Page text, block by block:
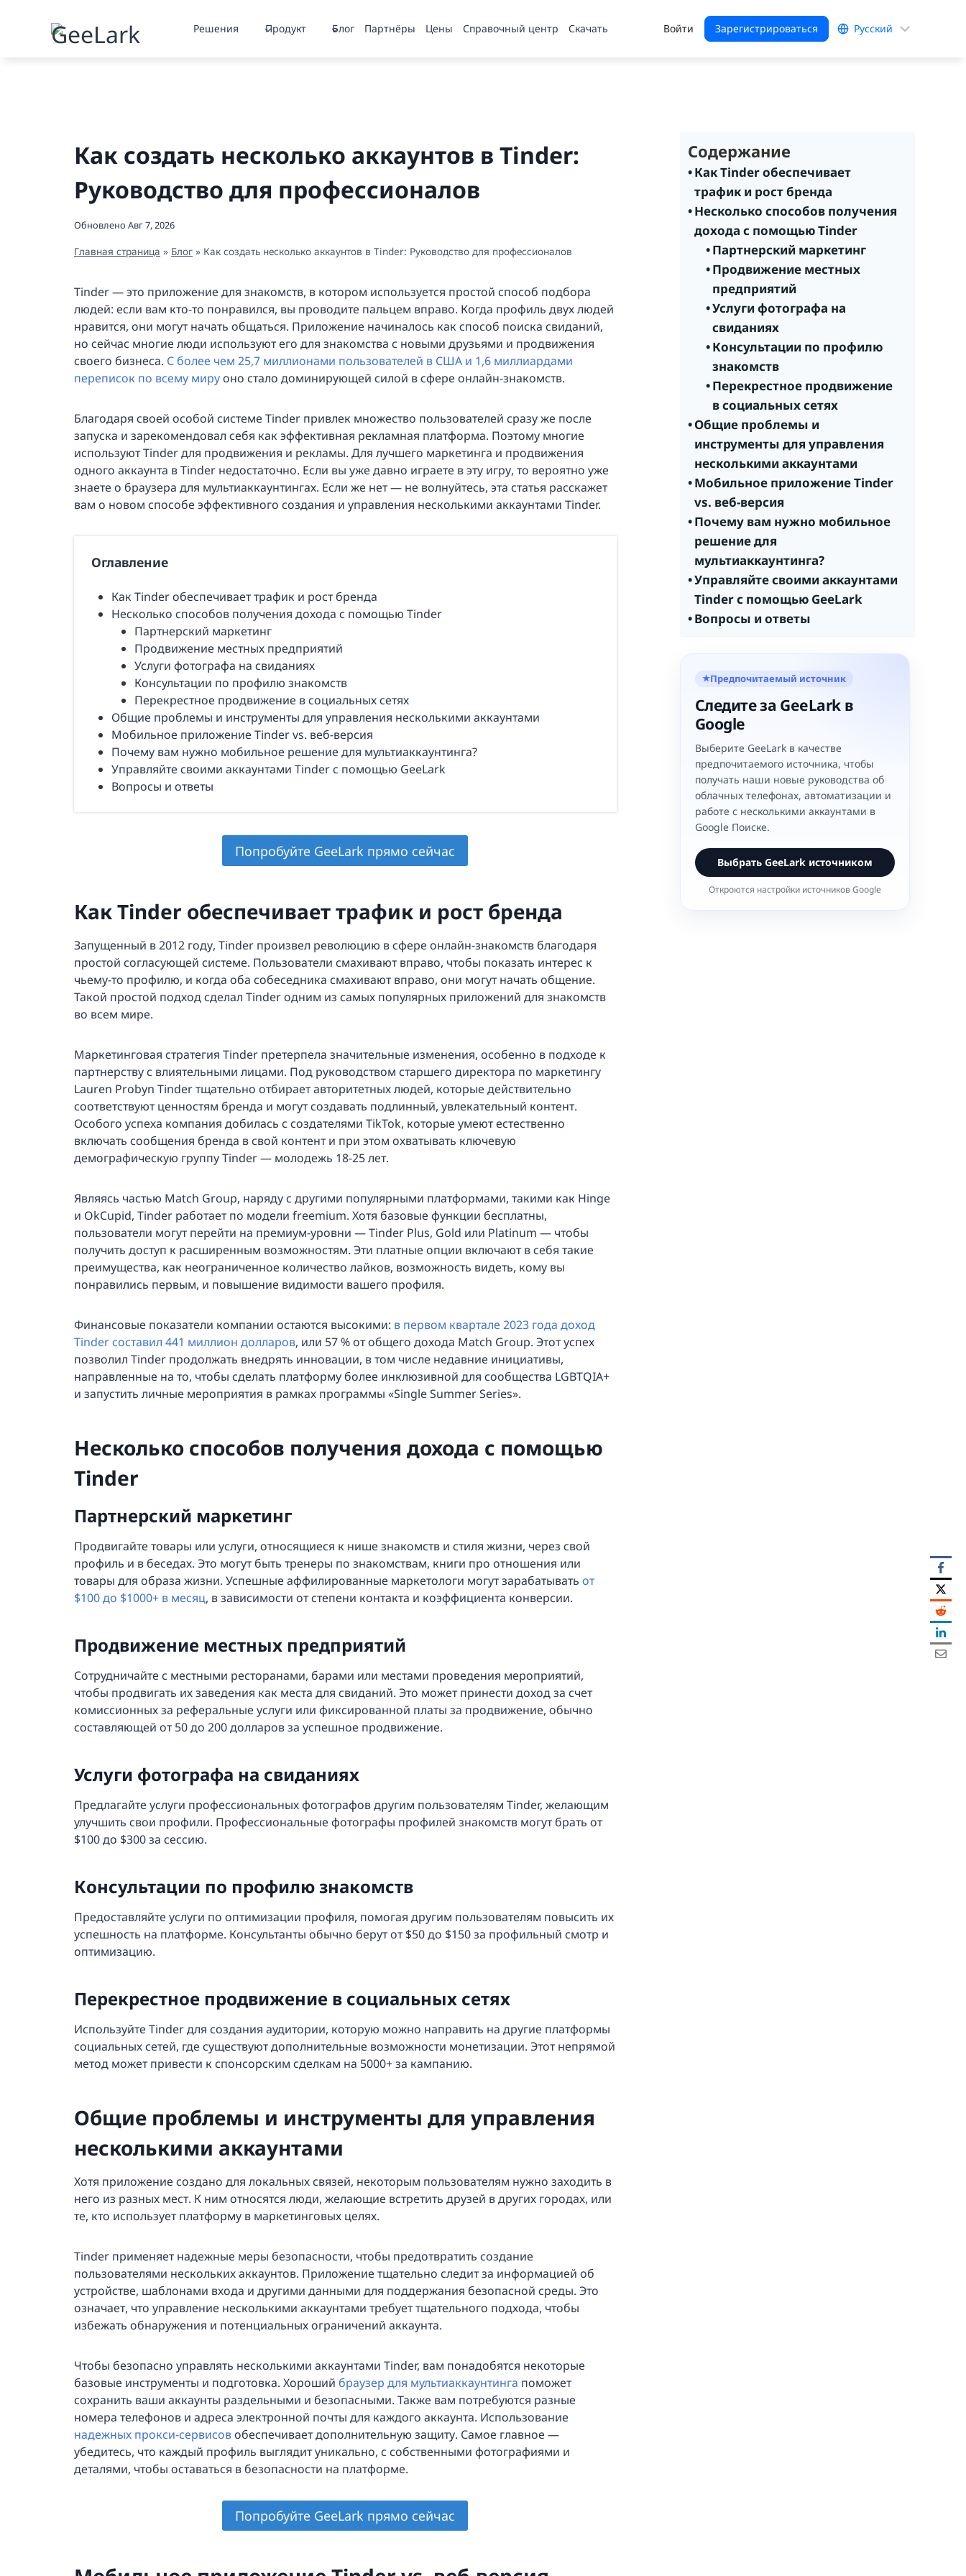
содержимому
Решения Продукт Блог Партнёры Цены Справочный центр Скачать Войти Зарегистрироваться Выбрать
язык
Как создать несколько аккаунтов в Tinder:
Руководство для профессионалов
Обновлено Авг 7, 2026
Главная страница » Блог » Как создать несколько аккаунтов в Tinder: Руководство для профессионалов
Tinder — это приложение для знакомств, в котором используется простой способ подбора
людей: если вам кто-то понравился, вы проводите пальцем вправо. Когда профиль двух людей
нравится, они могут начать общаться. Приложение начиналось как способ поиска свиданий,
но сейчас многие люди используют его для знакомства с новыми друзьями и продвижения
своего бизнеса. С более чем 25,7 миллионами пользователей в США и 1,6 миллиардами
переписок по всему мируоно стало доминирующей силой в сфере онлайн-знакомств.
Благодаря своей особой системе Tinder привлек множество пользователей сразу же после
запуска и зарекомендовал себя как эффективная рекламная платформа. Поэтому многие
используют Tinder для продвижения и рекламы. Для лучшего маркетинга и продвижения
одного аккаунта в Tinder недостаточно. Если вы уже давно играете в эту игру, то вероятно уже
знаете о браузера для мультиаккаунтингах. Если же нет — не волнуйтесь, эта статья расскажет
вам о новом способе эффективного создания и управления несколькими аккаунтами Tinder.
Оглавление
Как Tinder обеспечивает трафик и рост бренда
Несколько способов получения дохода с помощью Tinder
Партнерский маркетинг
Продвижение местных предприятий
Услуги фотографа на свиданиях
Консультации по профилю знакомств
Перекрестное продвижение в социальных сетях
Общие проблемы и инструменты для управления несколькими аккаунтами
Мобильное приложение Tinder vs. веб-версия
Почему вам нужно мобильное решение для мультиаккаунтинга?
Управляйте своими аккаунтами Tinder с помощью GeeLark
Вопросы и ответы
Попробуйте GeeLark прямо сейчас
Как Tinder обеспечивает трафик и рост бренда
Запущенный в 2012 году, Tinder произвел революцию в сфере онлайн-знакомств благодаря
простой согласующей системе. Пользователи смахивают вправо, чтобы показать интерес к
чьему-то профилю, и когда оба собеседника смахивают вправо, они могут начать общение.
Такой простой подход сделал Tinder одним из самых популярных приложений для знакомств
во всем мире.
Маркетинговая стратегия Tinder претерпела значительные изменения, особенно в подходе к
партнерству с влиятельными лицами. Под руководством старшего директора по маркетингу
Lauren Probyn Tinder тщательно отбирает авторитетных людей, которые действительно
соответствуют ценностям бренда и могут создавать подлинный, увлекательный контент.
Особого успеха компания добилась с создателями TikTok, которые умеют естественно
включать сообщения бренда в свой контент и при этом охватывать ключевую
демографическую группу Tinder — молодежь 18-25 лет.
Являясь частью Match Group, наряду с другими популярными платформами, такими как Hinge
и OkCupid, Tinder работает по модели freemium. Хотя базовые функции бесплатны,
пользователи могут перейти на премиум-уровни — Tinder Plus, Gold или Platinum — чтобы
получить доступ к расширенным возможностям. Эти платные опции включают в себя такие
преимущества, как неограниченное количество лайков, возможность видеть, кому вы
понравились первым, и повышение видимости вашего профиля.
Финансовые показатели компании остаются высокими: в первом квартале 2023 года доход
Tinder составил 441 миллион долларов, или 57 % от общего дохода Match Group. Этот успех
позволил Tinder продолжать внедрять инновации, в том числе недавние инициативы,
направленные на то, чтобы сделать платформу более инклюзивной для сообщества LGBTQIA+
и запустить личные мероприятия в рамках программы «Single Summer Series».
Несколько способов получения дохода с помощью
Tinder
Партнерский маркетинг
Продвигайте товары или услуги, относящиеся к нише знакомств и стиля жизни, через свой
профиль и в беседах. Это могут быть тренеры по знакомствам, книги про отношения или
товары для образа жизни. Успешные аффилированные маркетологи могут зарабатывать от
$100 до $1000+ в месяц, в зависимости от степени контакта и коэффициента конверсии.
Продвижение местных предприятий
Сотрудничайте с местными ресторанами, барами или местами проведения мероприятий,
чтобы продвигать их заведения как места для свиданий. Это может принести доход за счет
комиссионных за реферальные услуги или фиксированной платы за продвижение, обычно
составляющей от 50 до 200 долларов за успешное продвижение.
Услуги фотографа на свиданиях
Предлагайте услуги профессиональных фотографов другим пользователям Tinder, желающим
улучшить свои профили. Профессиональные фотографы профилей знакомств могут брать от
$100 до $300 за сессию.
Консультации по профилю знакомств
Предоставляйте услуги по оптимизации профиля, помогая другим пользователям повысить их
успешность на платформе. Консультанты обычно берут от $50 до $150 за профильный смотр и
оптимизацию.
Перекрестное продвижение в социальных сетях
Используйте Tinder для создания аудитории, которую можно направить на другие платформы
социальных сетей, где существуют дополнительные возможности монетизации. Этот непрямой
метод может привести к спонсорским сделкам на 5000+ за кампанию.
Общие проблемы и инструменты для управления
несколькими аккаунтами
Хотя приложение создано для локальных связей, некоторым пользователям нужно заходить в
него из разных мест. К ним относятся люди, желающие встретить друзей в других городах, или
те, кто использует платформу в маркетинговых целях.
Tinder применяет надежные меры безопасности, чтобы предотвратить создание
пользователями нескольких аккаунтов. Приложение тщательно следит за информацией об
устройстве, шаблонами входа и другими данными для поддержания безопасной среды. Это
означает, что управление несколькими аккаунтами требует тщательного подхода, чтобы
избежать обнаружения и потенциальных ограничений аккаунта.
Чтобы безопасно управлять несколькими аккаунтами Tinder, вам понадобятся некоторые
базовые инструменты и подготовка. Хороший браузер для мультиаккаунтинга поможет
сохранить ваши аккаунты раздельными и безопасными. Также вам потребуются разные
номера телефонов и адреса электронной почты для каждого аккаунта. Использование
надежных прокси-сервисовобеспечивает дополнительную защиту. Самое главное —
убедитесь, что каждый профиль выглядит уникально, с собственными фотографиями и
деталями, чтобы оставаться в безопасности на платформе.
Попробуйте GeeLark прямо сейчас
Содержание
Как Tinder обеспечивает
трафик и рост бренда
Несколько способов получения
дохода с помощью Tinder
Партнерский маркетинг
Продвижение местных
предприятий
Услуги фотографа на
свиданиях
Консультации по профилю
знакомств
Перекрестное продвижение
в социальных сетях
Общие проблемы и
инструменты для управления
несколькими аккаунтами
Мобильное приложение Tinder
vs. веб-версия
Почему вам нужно мобильное
решение для
мультиаккаунтинга?
Управляйте своими аккаунтами
Tinder с помощью GeeLark
Вопросы и ответы
★Предпочитаемый источник
Следите за GeeLark в
Google
Выберите GeeLark в качестве
предпочитаемого источника, чтобы
получать наши новые руководства об
облачных телефонах, автоматизации и
работе с несколькими аккаунтами в
Google Поиске.
Выбрать GeeLark источником
Откроются настройки источников Google